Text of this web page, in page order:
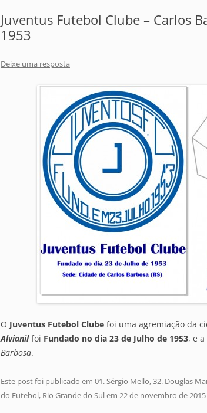
Juventus Futebol Clube – Carlos
1953
Deixe uma resposta
O Juventus Futebol Clube foi uma agremiação da
Alvianilfoi Fundado no dia 23 de Julho de 1953, e a
Barbosa.
Este post foi publicado em 01. Sérgio Mello,32. Douglas
do Futebol, Rio Grande do Sulem 22 de novembro de 2015